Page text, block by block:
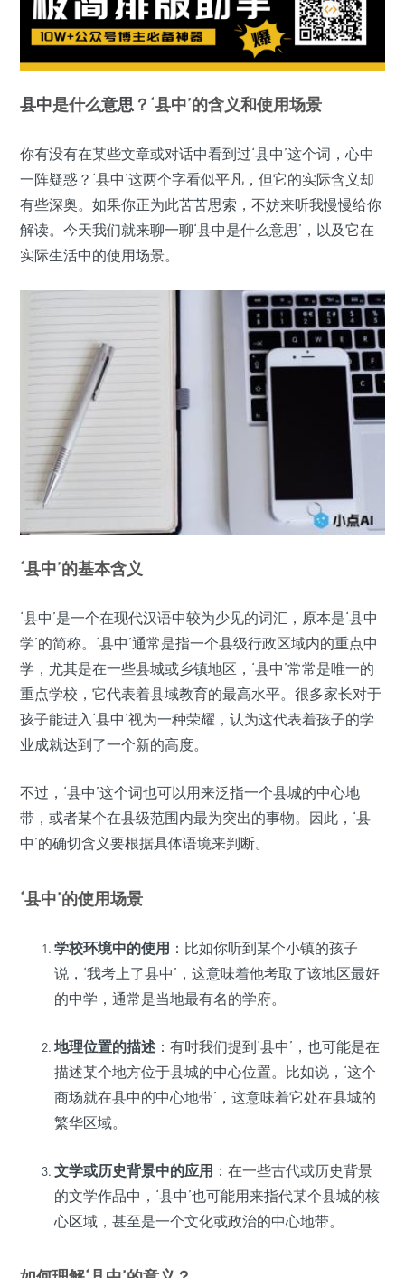
县中是什么意思 ？‘县中’的含义和使用场景
你有没有在某些文章或对话中看到过‘县中’这个词，心中
一阵疑惑？‘县中’这两个字看似平凡，但它的实际含义却
有些深奥。如果你正为此苦苦思索，不妨来听我慢慢给你
解读。今天我们就来聊一聊‘县中是什么意思’，以及它在
实际生活中的使用场景。
‘县中’的基本含义
‘县中’是一个在现代汉语中较为少见的词汇，原本是‘县中
学’的简称。‘县中’通常是指一个县级行政区域内的重点中
学，尤其是在一些县城或乡镇地区，‘县中’常常是唯一的
重点学校，它代表着县域教育的最高水平。很多家长对于
孩子能进入‘县中’视为一种荣耀，认为这代表着孩子的学
业成就达到了一个新的高度。
不过，‘县中’这个词也可以用来泛指一个县城的中心地
带，或者某个在县级范围内最为突出的事物。因此，‘县
中’的确切含义要根据具体语境来判断。
‘县中’的使用场景
学校环境中的使用 ：比如你听到某个小镇的孩子
说，‘我考上了县中’，这意味着他考取了该地区最好
的中学，通常是当地最有名的学府。
地理位置的描述 ：有时我们提到‘县中’，也可能是在
描述某个地方位于县城的中心位置。比如说，‘这个
商场就在县中的中心地带’，这意味着它处在县城的
繁华区域。
文学或历史背景中的应用 ：在一些古代或历史背景
的文学作品中，‘县中’也可能用来指代某个县城的核
心区域，甚至是一个文化或政治的中心地带。